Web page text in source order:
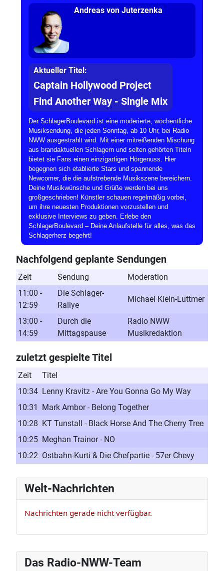
Das Radio-NWW-Team
Andreas von Juterzenka
Aktueller Titel:
Captain Hollywood Project
Find Another Way - Single Mix
Der SchlagerBoulevard ist eine moderierte, wöchentliche
Musiksendung, die jeden Sonntag, ab 10 Uhr, bei Radio
NWW ausgestrahlt wird. Mit einer mitreißenden Mischung
aus brandaktuellen Schlagern und selten gehörten Titeln
bietet sie Fans einen einzigartigen Hörgenuss. Hier
begegnen sich etablierte Stars und spannende
Newcomer, die die aufstrebende Musikszene bereichern.
Deine Musikwünsche und Grüße werden bei uns
großgeschrieben! Künstler schauen regelmäßig vorbei,
um ihre neuesten Produktionen vorzustellen und
exklusive Interviews zu geben. Erlebe den
SchlagerBoulevard – Deine Anlaufstelle für alles, was das
Schlagerherz begehrt!
Nachfolgend geplante Sendungen
Zeit Sendung
Moderation
11:00 -
12:59
Die Schlager-
Rallye
Michael Klein-Luttmer
13:00 -
14:59
Durch die
Mittagspause
Radio NWW
Musikredaktion
zuletzt gespielte Titel
Zeit
Titel
10:34 Lenny Kravitz - Are You Gonna Go My Way
10:31
Mark Ambor - Belong Together
10:28 KT Tunstall - Black Horse And The Cherry Tree
10:25 Meghan Trainor - NO
10:22 Ostbahn-Kurti & Die Chefpartie - 57er Chevy
Welt-Nachrichten
Nachrichten gerade nicht verfügbar.